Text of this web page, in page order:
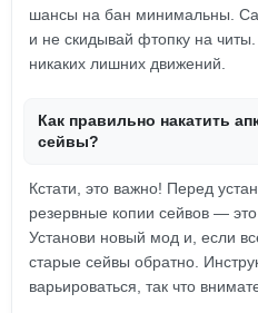
шансы на бан минимальны.
и не скидывай фтопку на
никаких лишних движений.
Как правильно накатить
сейвы?
Кстати, это важно! Перед
резервные копии сейвов —
Установи новый мод и, если
старые сейвы обратно.
варьироваться, так что